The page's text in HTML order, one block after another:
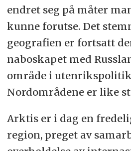
endret seg på måter
kunne forutse. Det
geografien er fortsatt
naboskapet med
område i
Nordområdene er like
Arktis er i dag en
region, preget av